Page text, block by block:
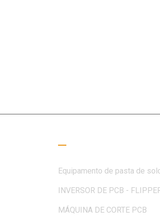
Equipamento de pasta de
INVERSOR DE PCB -
MÁQUINA DE CORTE PCB